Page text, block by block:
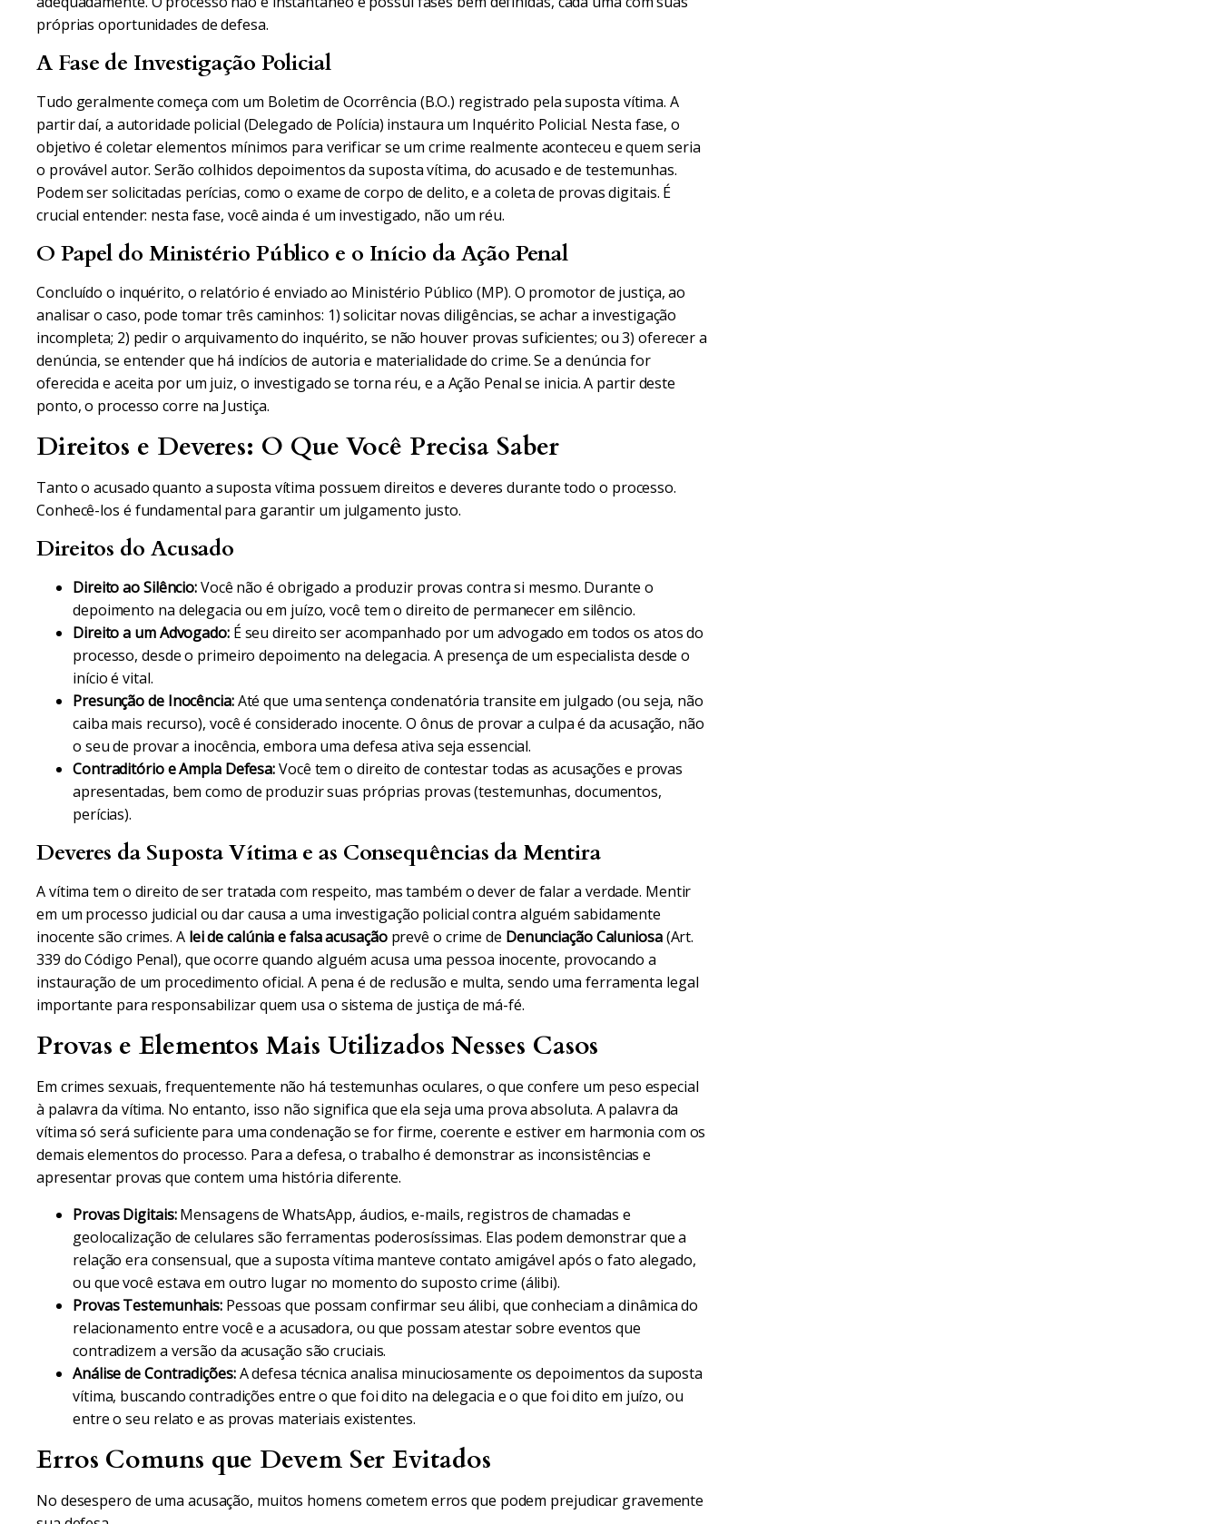
próprias oportunidades de defesa.
A Fase de Investigação Policial
Tudo geralmente começa com um Boletim de Ocorrência (B.O.) registrado pela suposta vítima. A
partir daí, a autoridade policial (Delegado de Polícia) instaura um Inquérito Policial. Nesta fase, o
objetivo é coletar elementos mínimos para verificar se um crime realmente aconteceu e quem seria
o provável autor. Serão colhidos depoimentos da suposta vítima, do acusado e de testemunhas.
Podem ser solicitadas perícias, como o exame de corpo de delito, e a coleta de provas digitais. É
crucial entender: nesta fase, você ainda é um investigado, não um réu.
O Papel do Ministério Público e o Início da Ação Penal
Concluído o inquérito, o relatório é enviado ao Ministério Público (MP). O promotor de justiça, ao
analisar o caso, pode tomar três caminhos: 1) solicitar novas diligências, se achar a investigação
incompleta; 2) pedir o arquivamento do inquérito, se não houver provas suficientes; ou 3) oferecer a
denúncia, se entender que há indícios de autoria e materialidade do crime. Se a denúncia for
oferecida e aceita por um juiz, o investigado se torna réu, e a Ação Penal se inicia. A partir deste
ponto, o processo corre na Justiça.
Direitos e Deveres: O Que Você Precisa Saber
Tanto o acusado quanto a suposta vítima possuem direitos e deveres durante todo o processo.
Conhecê-los é fundamental para garantir um julgamento justo.
Direitos do Acusado
Direito ao Silêncio:Você não é obrigado a produzir provas contra si mesmo. Durante o
depoimento na delegacia ou em juízo, você tem o direito de permanecer em silêncio.
Direito a um Advogado:É seu direito ser acompanhado por um advogado em todos os atos do
processo, desde o primeiro depoimento na delegacia. A presença de um especialista desde o
início é vital.
Presunção de Inocência:Até que uma sentença condenatória transite em julgado (ou seja, não
caiba mais recurso), você é considerado inocente. O ônus de provar a culpa é da acusação, não
o seu de provar a inocência, embora uma defesa ativa seja essencial.
Contraditório e Ampla Defesa:Você tem o direito de contestar todas as acusações e provas
apresentadas, bem como de produzir suas próprias provas (testemunhas, documentos,
perícias).
Deveres da Suposta Vítima e as Consequências da Mentira
A vítima tem o direito de ser tratada com respeito, mas também o dever de falar a verdade. Mentir
em um processo judicial ou dar causa a uma investigação policial contra alguém sabidamente
inocente são crimes. A lei de calúnia e falsa acusaçãoprevê o crime de Denunciação Caluniosa(Art.
339 do Código Penal), que ocorre quando alguém acusa uma pessoa inocente, provocando a
instauração de um procedimento oficial. A pena é de reclusão e multa, sendo uma ferramenta legal
importante para responsabilizar quem usa o sistema de justiça de má-fé.
Provas e Elementos Mais Utilizados Nesses Casos
Em crimes sexuais, frequentemente não há testemunhas oculares, o que confere um peso especial
à palavra da vítima. No entanto, isso não significa que ela seja uma prova absoluta. A palavra da
vítima só será suficiente para uma condenação se for firme, coerente e estiver em harmonia com os
demais elementos do processo. Para a defesa, o trabalho é demonstrar as inconsistências e
apresentar provas que contem uma história diferente.
Provas Digitais:Mensagens de WhatsApp, áudios, e-mails, registros de chamadas e
geolocalização de celulares são ferramentas poderosíssimas. Elas podem demonstrar que a
relação era consensual, que a suposta vítima manteve contato amigável após o fato alegado,
ou que você estava em outro lugar no momento do suposto crime (álibi).
Provas Testemunhais: Pessoas que possam confirmar seu álibi, que conheciam a dinâmica do
relacionamento entre você e a acusadora, ou que possam atestar sobre eventos que
contradizem a versão da acusação são cruciais.
Análise de Contradições:A defesa técnica analisa minuciosamente os depoimentos da suposta
vítima, buscando contradições entre o que foi dito na delegacia e o que foi dito em juízo, ou
entre o seu relato e as provas materiais existentes.
Erros Comuns que Devem Ser Evitados
No desespero de uma acusação, muitos homens cometem erros que podem prejudicar gravemente